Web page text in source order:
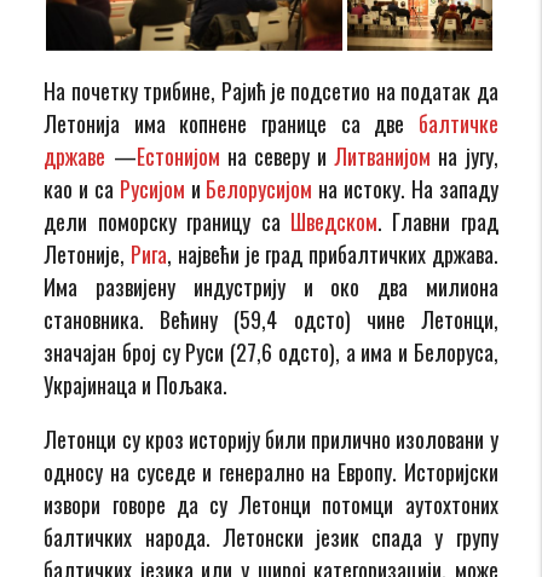
На почетку трибине, Рајић је подсетио на податак да
Летонија има копнене границе са две балтичке
државе —Естонијом на северу иЛитванијом на југу,
као и са Русијом и Белорусијом на истоку. На западу
дели поморску границу са Шведском. Главни град
Летоније, Рига, највећи је град прибалтичких држава.
Има развијену индустрију и око два милиона
становника. Већину (59,4 одсто) чине Летонци,
значајан број су Руси (27,6 одсто), а има и Белоруса,
Украјинаца и Пољака.
Летонци су кроз историју били прилично изоловани у
односу на суседе и генерално на Европу. Историјски
извори говоре да су Летонци потомци аутохтоних
балтичких народа. Летонски језик спада у групу
балтичких језика или у широј категоризацији, може